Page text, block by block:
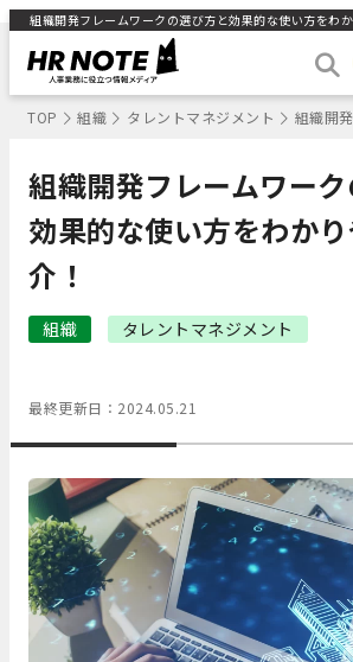
組織開発フレームワークの選び方と効果的な使い方をわ
TOP 組織 タレントマネジメント 組織開
組織開発フレームワー
効果的な使い方をわか
介！
組織 タレントマネジメント
最終更新日： 2024.05.21